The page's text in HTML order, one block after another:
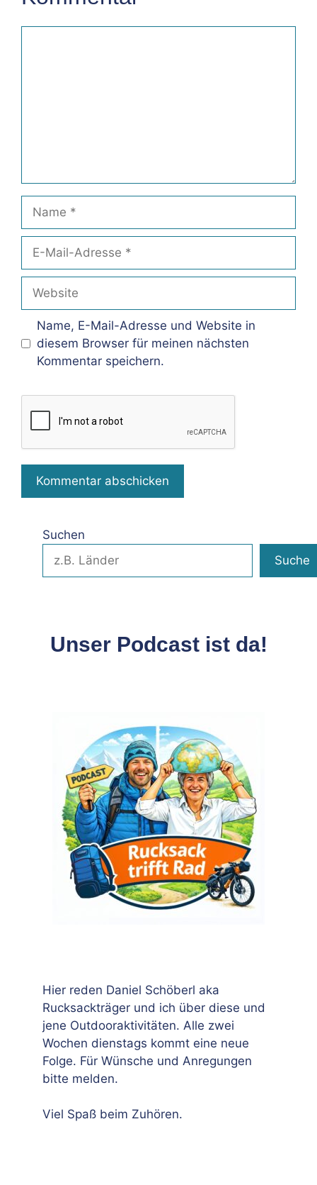
Mail-
Adresse
Name, E-Mail-Adresse und Website in
diesem Browser für meinen nächsten
Kommentar speichern.
Suchen
Suche
Unser Podcast ist da!
Hier reden Daniel Schöberl aka
Rucksackträger und ich über diese und
jene Outdooraktivitäten. Alle zwei
Wochen dienstags kommt eine neue
Folge. Für Wünsche und Anregungen
bitte melden.
Viel Spaß beim Zuhören.